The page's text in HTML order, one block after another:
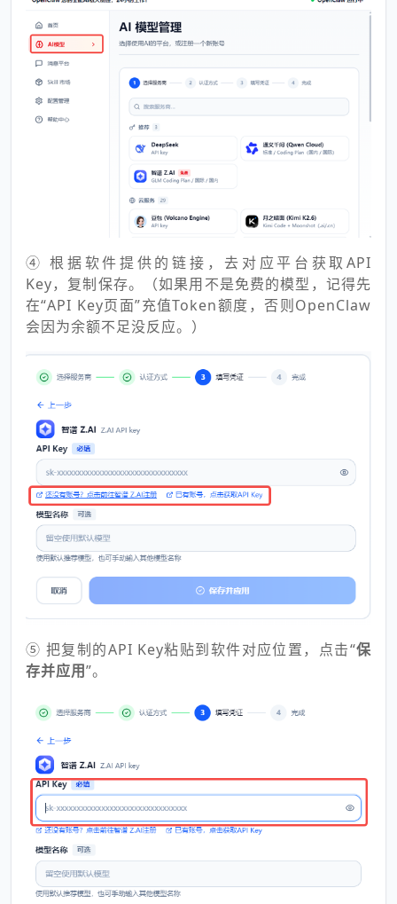
④ 根据软件提供的链接，去对应平台获取API
Key，复制保存。（如果用不是免费的模型，记得先
在“API Key页面”充值Token额度，否则OpenClaw
会因为余额不足没反应。）
⑤ 把复制的API Key粘贴到软件对应位置，点击“保
存并应用”。